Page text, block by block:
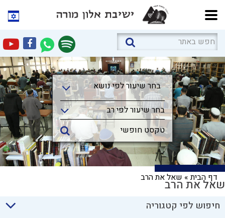
בחר שיעור לפי נושא
בחר שיעור לפי נושא
בחר שיעור לפי רב
דף הבית» שאל את הרבשאל את הרב
חיפוש לפי קטגוריה